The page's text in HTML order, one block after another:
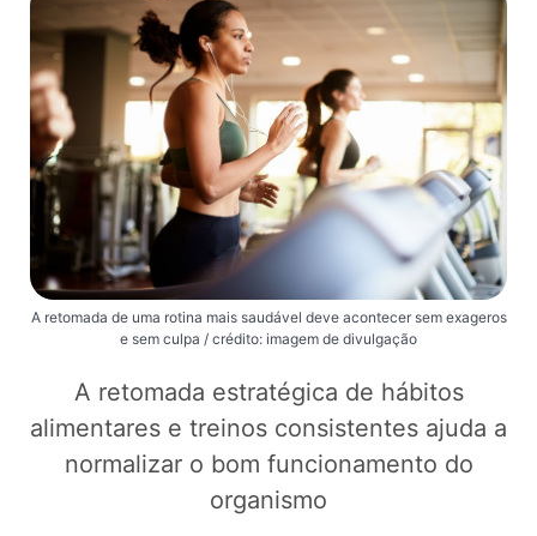
A retomada de uma rotina mais saudável deve acontecer sem exageros
e sem culpa / crédito: imagem de divulgação
A retomada estratégica de hábitos
alimentares e treinos consistentes ajuda a
normalizar o bom funcionamento do
organismo